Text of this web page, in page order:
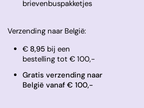
brievenbuspakketjes
Verzending naar België:
€ 8,95bij een
bestelling tot € 100,-
Gratis verzending naar
België vanaf € 100,-